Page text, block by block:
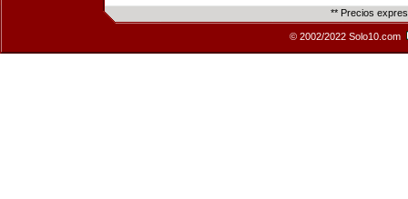
** Precios
© 2002/2022 Solo10.com